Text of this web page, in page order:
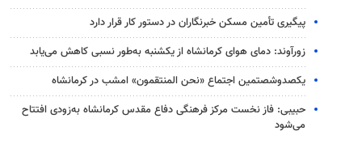
پیگیری تأمین مسکن خبرنگاران در دستور کار قرار دارد
زورآوند: دمای هوای کرمانشاه از یکشنبه به‌طور نسبی کاهش می‌یابد
یکصدوشصتمین اجتماع «نحن المنتقمون» امشب در کرمانشاه
حبیبی: فاز نخست مرکز فرهنگی دفاع مقدس کرمانشاه به‌زودی افتتاح
می‌شود